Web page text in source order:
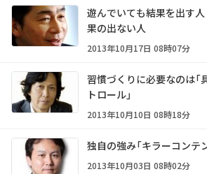
遊んでいても結果を出す
果の出ない人
2013年10月17日 08時07分
習慣づくりに必要なのは「
トロール」
2013年10月10日 08時18分
独自の強み「キラーコンテ
2013年10月03日 08時02分